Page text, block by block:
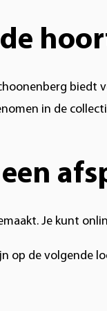
biedt
in de
Je kunt
op de volgende